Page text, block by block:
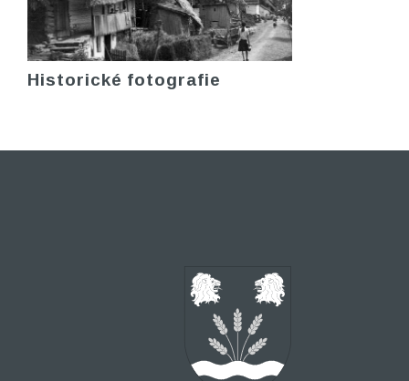
Historické fotografie